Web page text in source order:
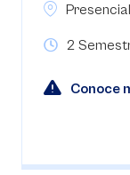
Presencial
2
Conoce